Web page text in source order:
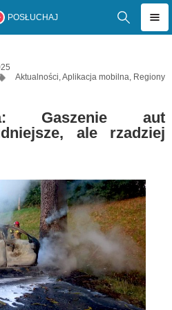
POSŁUCHAJ
Aktualności,Aplikacja mobilna, Regiony
Gaszenie aut
ale rzadziej